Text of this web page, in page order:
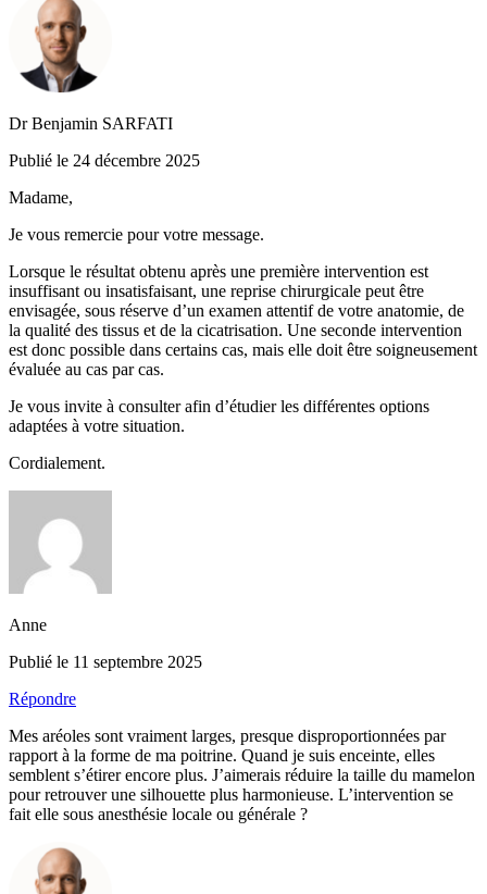
Dr Benjamin SARFATI
Publié le 24 décembre 2025
Madame,
Je vous remercie pour votre message.
Lorsque le résultat obtenu après une première intervention est
insuffisant ou insatisfaisant, une reprise chirurgicale peut être
envisagée, sous réserve d’un examen attentif de votre anatomie, de
la qualité des tissus et de la cicatrisation. Une seconde intervention
est donc possible dans certains cas, mais elle doit être soigneusement
évaluée au cas par cas.
Je vous invite à consulter afin d’étudier les différentes options
adaptées à votre situation.
Cordialement.
Anne
Publié le 11 septembre 2025
Répondre
Mes aréoles sont vraiment larges, presque disproportionnées par
rapport à la forme de ma poitrine. Quand je suis enceinte, elles
semblent s’étirer encore plus. J’aimerais réduire la taille du mamelon
pour retrouver une silhouette plus harmonieuse. L’intervention se
fait elle sous anesthésie locale ou générale ?